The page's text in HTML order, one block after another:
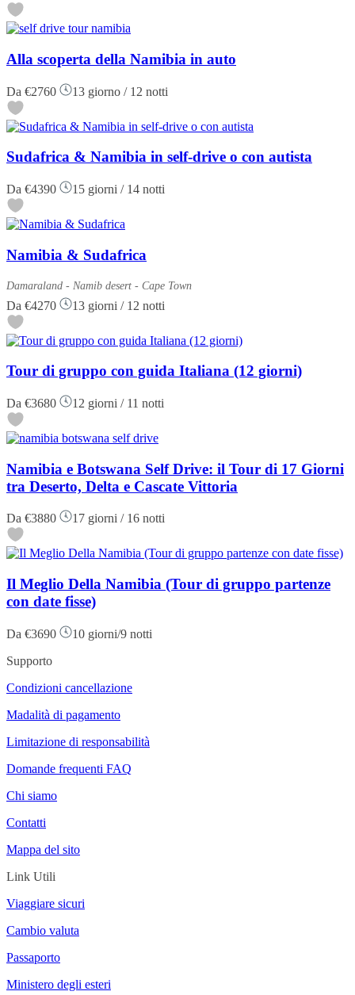
Alla scoperta della Namibia in auto
Da €2760 13 giorno / 12 notti
Sudafrica & Namibia in self-drive o con autista
Da €4390 15 giorni / 14 notti
Namibia & Sudafrica
Damaraland - Namib desert - Cape Town
Da €4270 13 giorni / 12 notti
Tour di gruppo con guida Italiana (12 giorni)
Da €3680 12 giorni / 11 notti
Namibia e Botswana Self Drive: il Tour di 17 Giorni
tra Deserto, Delta e Cascate Vittoria
Da €3880 17 giorni / 16 notti
Il Meglio Della Namibia (Tour di gruppo partenze
con date fisse)
Da €3690
10 giorni/9 notti
Supporto
Condizioni cancellazione
Madalità di pagamento
Limitazione di responsabilità
Domande frequenti FAQ
Chi siamo
Contatti
Mappa del sito
Link Utili
Viaggiare sicuri
Cambio valuta
Passaporto
Ministero degli esteri